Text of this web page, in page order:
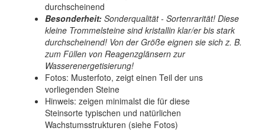
durchscheinend
Besonderheit: Sonderqualität - Sortenrarität! Diese
kleine Trommelsteine sind kristallin klar/er bis stark
durchscheinend! Von der Größe eignen sie sich z. B.
zum Füllen von Reagenzglänsern zur
Wasserenergetisierung!
Fotos: Musterfoto, zeigt einen Teil der uns
vorliegenden Steine
Hinweis: zeigen minimalst die für diese
Steinsorte typischen und natürlichen
Wachstumsstrukturen (siehe Fotos)